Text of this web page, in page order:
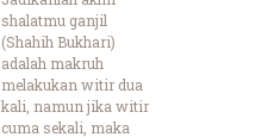
shalatmu ganjil
(Shahih Bukhari)
adalah makruh
melakukan witir dua
kali, namun jika witir
cuma sekali, maka